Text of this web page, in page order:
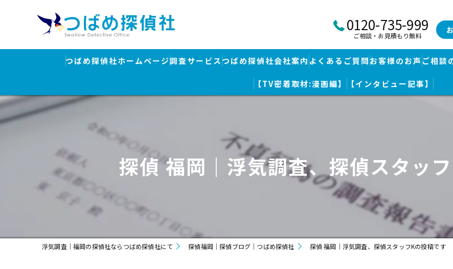
0120-735-999
ご相談・お見積もり無料
つばめ探偵社ホームページ調査サービス
浮気調査
行方調査・人探し
ストーカー対策
つばめ探偵社会社案内
つばめ探偵社｜福岡市博多区福岡空港前本部
つばめ探偵社 赤坂大手門事務所
久留米つばめ探偵社｜西鉄久留米駅より徒歩圏内｜分厚い証拠満載
よくあるご質問お客様のお声 ご相談
【TV密着取材:漫画編】 【インタビュー記事】
探偵 福岡｜浮気調査、探偵スタッ
浮気調査｜福岡の探偵社ならつばめ探偵社にて 探偵福岡｜探偵ブログ｜つばめ探偵社 探偵 福岡｜浮気調査、探偵スタッフKの投稿です